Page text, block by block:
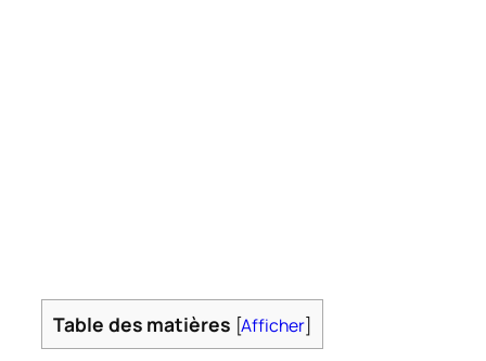
Table des matières [Afficher]